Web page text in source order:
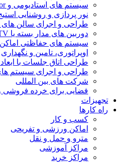
سیستم های استادیومی و Outdoor
نور پردازی و روشنایی
طراحی و اجرای سالن های
دوربین های مدار بسته یا CCTV
سیستم های حفاظتی اماکن
اوپراتوری، تامین و نگهداری
طراحی اتاق جلسات با
طراحی و اجرای سیستم
شرکت های بین المللی
فضایی برای خرده فروشی
تجهیزات
راه کارها
کسب و کار
اماکن ورزشی و تفریحی
مترو و حمل و نقل
مراکز آموزشی
مراکز خرید